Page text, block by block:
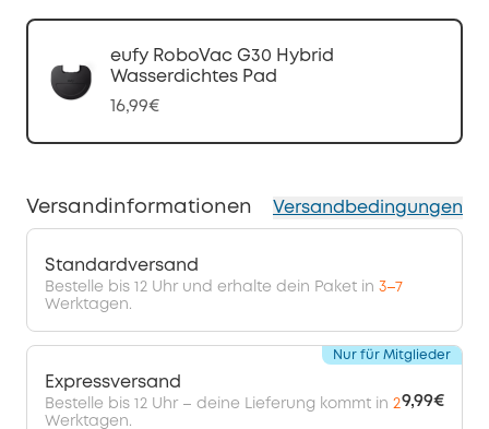
eufy RoboVac G30 Hybrid
Wasserdichtes Pad
16,99€
Versandinformationen Versandbedingungen
Standardversand
Bestelle bis 12 Uhr und erhalte dein Paket in 3–7
Werktagen.
Expressversand
Bestelle bis 12 Uhr – deine Lieferung kommt in 2
Werktagen.
9,99€
Nur für Mitglieder